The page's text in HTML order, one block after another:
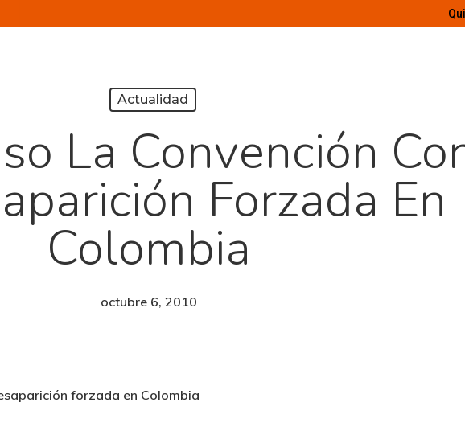
Actualidad
La Convención
Forzada En
Colombia
octubre 6, 2010